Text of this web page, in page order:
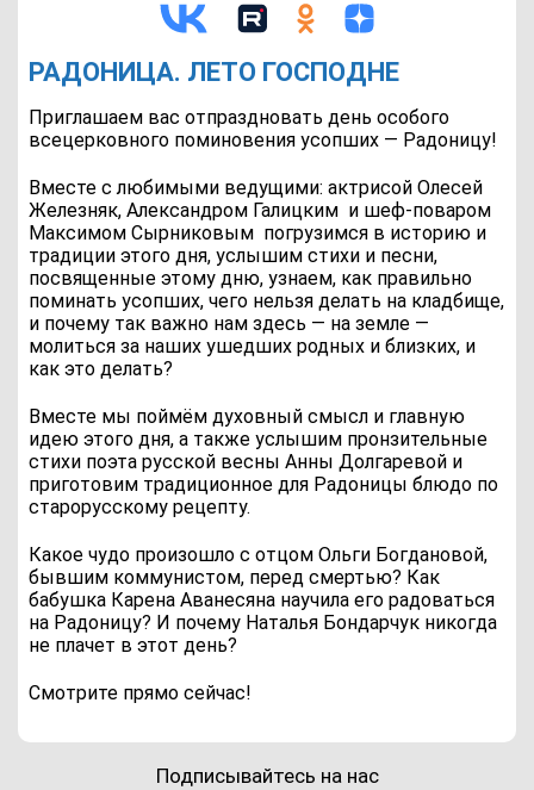
РАДОНИЦА. ЛЕТО ГОСПОДНЕ
Приглашаем вас отпраздновать день особого
всецерковного поминовения усопших — Радоницу!
Вместе с любимыми ведущими: актрисой Олесей
Железняк, Александром Галицким и шеф-поваром
Максимом Сырниковым погрузимся в историю и
традиции этого дня, услышим стихи и песни,
посвященные этому дню, узнаем, как правильно
поминать усопших, чего нельзя делать на кладбище,
и почему так важно нам здесь — на земле —
молиться за наших ушедших родных и близких, и
как это делать?
Вместе мы поймём духовный смысл и главную
идею этого дня, а также услышим пронзительные
стихи поэта русской весны Анны Долгаревой и
приготовим традиционное для Радоницы блюдо по
старорусскому рецепту.
Какое чудо произошло с отцом Ольги Богдановой,
бывшим коммунистом, перед смертью? Как
бабушка Карена Аванесяна научила его радоваться
на Радоницу? И почему Наталья Бондарчук никогда
не плачет в этот день?
Смотрите прямо сейчас!
Подписывайтесь на нас